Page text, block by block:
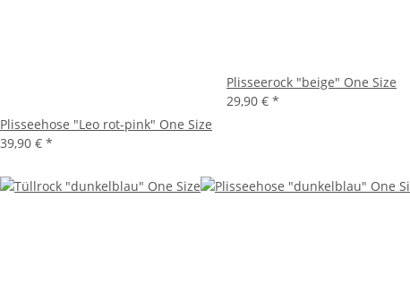
Plisseehose "Leo rot-pink" One Size
39,90 € *
Plisseerock "beige" One Size
29,90 € *